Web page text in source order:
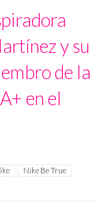
y su
de la
en el
Nike Be True